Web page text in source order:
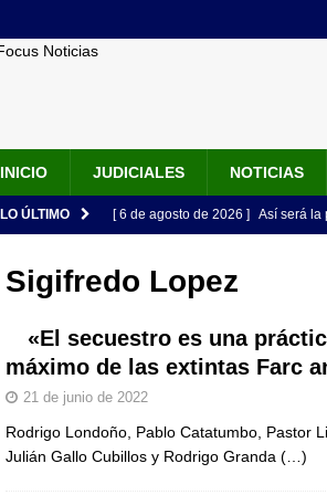
INICIO JUDICIALES NOTICIAS
LO ÚLTIMO [ 6 de agosto de 2026 ] Así será la
[ 6 de agosto de 2026 ]
una “desobediencia civil” desde el
[ 6 de agosto de 2026 ] La historia
Espriella: tradición, simbolismo y
ÚLTIMO
Sigifredo Lopez
«El secuestro es una
máximo de las extintas Farc
21 de junio de 2022
Rodrigo Londoño, Pablo Catatumbo, Pastor
Julián Gallo Cubillos y Rodrigo Granda (…)